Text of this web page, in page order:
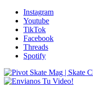
Instagram
Youtube
TikTok
Facebook
Threads
Spotify